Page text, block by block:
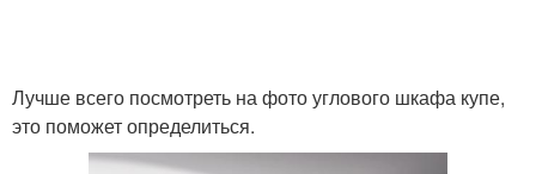
Лучше всего посмотреть на фото углового шкафа купе,
это поможет определиться.